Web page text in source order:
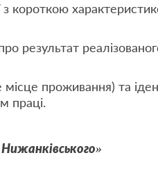
короткою
результат
проживання) та
праці.